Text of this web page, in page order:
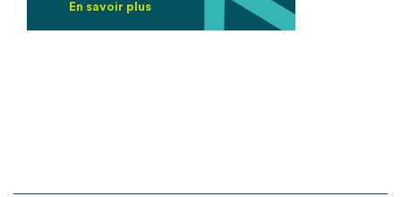
En savoir plus